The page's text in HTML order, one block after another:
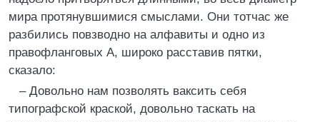
мира протянувшимися смыслами. Они тотчас же
разбились повзводно на алфавиты и одно из
правофланговых А, широко расставив пятки,
сказало:
– Довольно нам позволять ваксить себя
типографской краской, довольно таскать на